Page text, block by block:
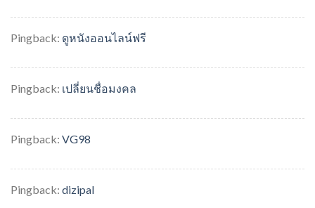
Pingback: ดูหนังออนไลน์ฟรี
Pingback: เปลี่ยนชื่อมงคล
Pingback: VG98
Pingback: dizipal